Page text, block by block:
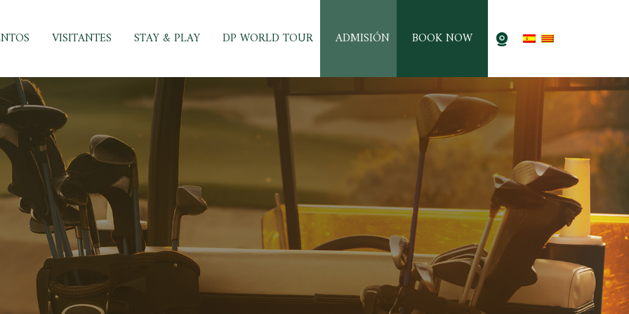
VISITANTES STAY & PLAY DP WORLD TOUR ADMISIÓN BOOK NOW